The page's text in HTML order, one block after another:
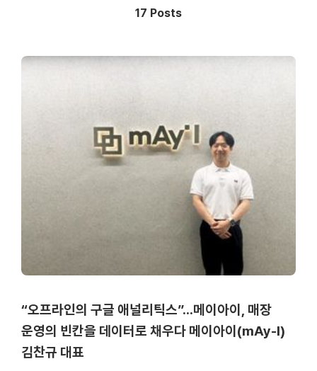
17 Posts
“오프라인의 구글 애널리틱스”…메이아이, 매장
운영의 빈칸을 데이터로 채우다 메이아이(mAy-I)
김찬규 대표